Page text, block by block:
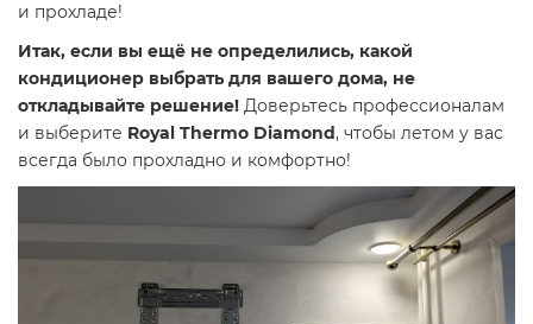
и прохладе!
Итак, если вы ещё не определились, какой
кондиционер выбрать для вашего дома, не
откладывайте решение! Доверьтесь профессионалам
и выберите Royal Thermo Diamond, чтобы летом у вас
всегда было прохладно и комфортно!